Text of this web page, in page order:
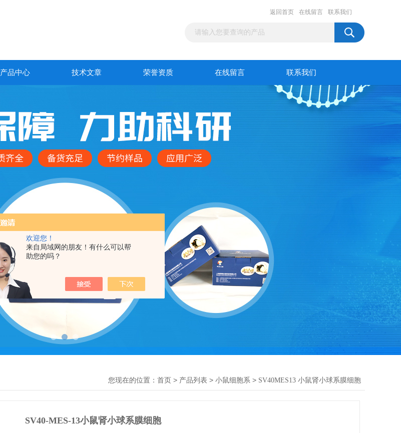
欢迎您！
来自局域网的朋友！有什么可以帮
助您的吗？
返回首页 在线留言 联系我们
产品中心 技术文章 荣誉资质 在线留言 联系我们
您现在的位置： 首页 > 产品列表 > 小鼠细胞系 > SV40MES13 小鼠肾小球系膜细胞
SV40-MES-13小鼠肾小球系膜细胞